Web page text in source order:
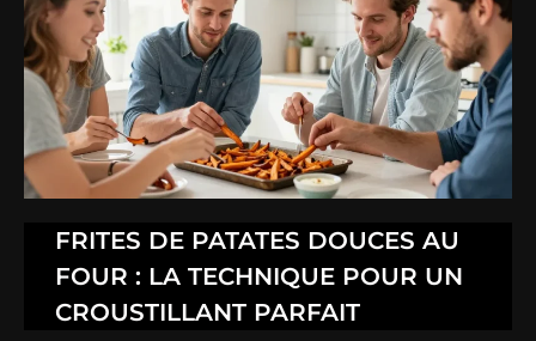
FRITES DE PATATES DOUCES AU
FOUR : LA TECHNIQUE POUR UN
CROUSTILLANT PARFAIT